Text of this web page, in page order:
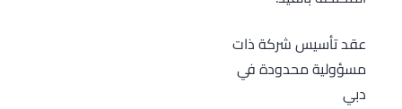
عقد تأسيس شركة ذات
مسؤولية محدودة في
دبي